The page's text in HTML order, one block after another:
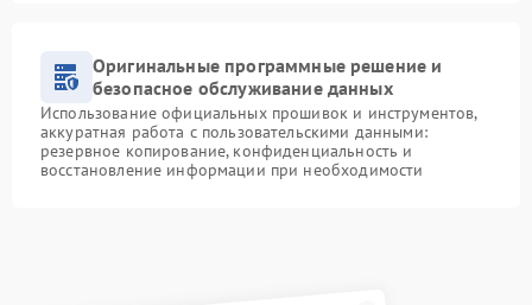
Оригинальные программные решение и
безопасное обслуживание данных
Использование официальных прошивок и инструментов,
аккуратная работа с пользовательскими данными:
резервное копирование, конфиденциальность и
восстановление информации при необходимости